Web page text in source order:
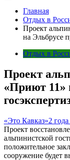
Главная
Отдых в
Проект
на Эльбрусе
Отдых в
Проект
«Приют 11»
«Это Кавказ»2
Проект
альпинистской
положительное
сооружение будет